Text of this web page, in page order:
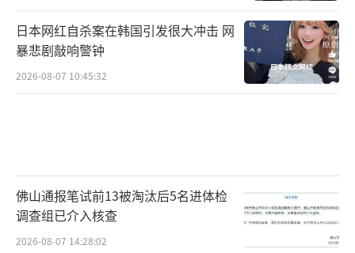
日本网红自杀案在韩国引发很大冲击 网
暴悲剧敲响警钟
2026-08-07 10:45:32
佛山通报笔试前13被淘汰后5名进体检
调查组已介入核查
2026-08-07 14:28:02